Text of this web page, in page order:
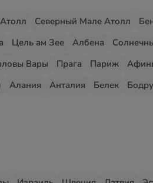
Северный Мале Атолл
Цель ам Зее Албена
Вары Прага Париж
Алания Анталия Белек